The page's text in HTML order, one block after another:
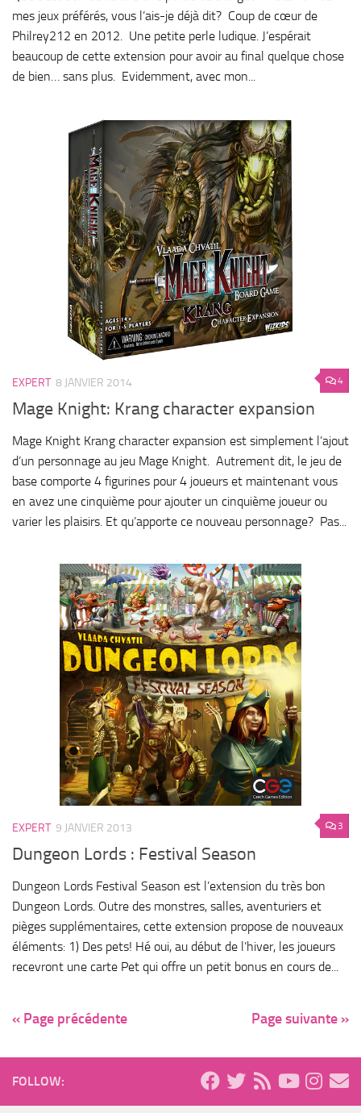
mes jeux préférés, vous l’ais-je déjà dit? Coup de cœur de
Philrey212 en 2012. Une petite perle ludique. J’espérait
beaucoup de cette extension pour avoir au final quelque chose
de bien… sans plus. Evidemment, avec mon...
4
EXPERT 8 JANVIER 2014
Mage Knight: Krang character expansion
Mage Knight Krang character expansion est simplement l’ajout
d’un personnage au jeu Mage Knight. Autrement dit, le jeu de
base comporte 4 figurines pour 4 joueurs et maintenant vous
en avez une cinquième pour ajouter un cinquième joueur ou
varier les plaisirs. Et qu’apporte ce nouveau personnage? Pas...
3
EXPERT 9 JANVIER 2013
Dungeon Lords : Festival Season
Dungeon Lords Festival Season est l’extension du très bon
Dungeon Lords. Outre des monstres, salles, aventuriers et
pièges supplémentaires, cette extension propose de nouveaux
éléments: 1) Des pets! Hé oui, au début de l’hiver, les joueurs
recevront une carte Pet qui offre un petit bonus en cours de...
« Page précédente Page suivante »
FOLLOW: